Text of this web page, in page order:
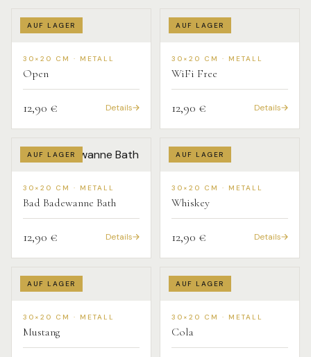
AUF LAGER
30×20 CM · METALL
Open
12,90 € Details
AUF LAGER
30×20 CM · METALL
WiFi Free
12,90 € Details
AUF LAGER
30×20 CM · METALL
Bad Badewanne Bath
12,90 € Details
AUF LAGER
30×20 CM · METALL
Whiskey
12,90 € Details
AUF LAGER
30×20 CM · METALL
Mustang
AUF LAGER
30×20 CM · METALL
Cola